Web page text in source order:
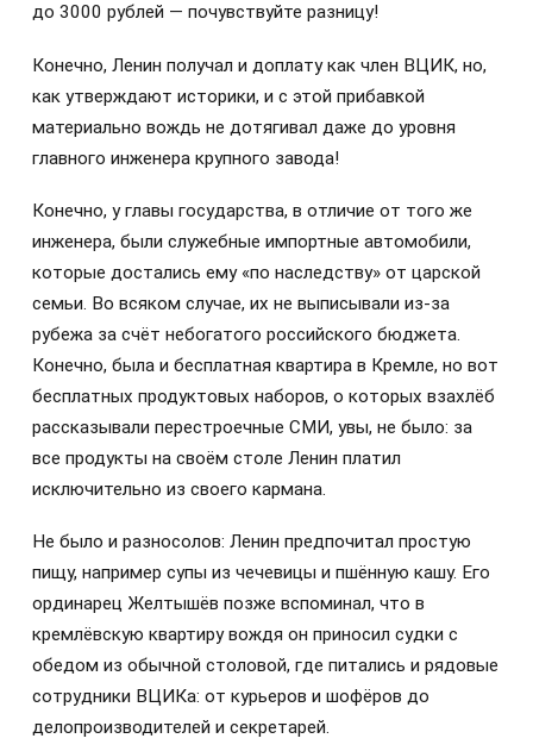
до 3000 рублей — почувствуйте разницу!
Конечно, Ленин получал и доплату как член ВЦИК, но,
как утверждают историки, и с этой прибавкой
материально вождь не дотягивал даже до уровня
главного инженера крупного завода!
Конечно, у главы государства, в отличие от того же
инженера, были служебные импортные автомобили,
которые достались ему «по наследству» от царской
семьи. Во всяком случае, их не выписывали из-за
рубежа за счёт небогатого российского бюджета.
Конечно, была и бесплатная квартира в Кремле, но вот
бесплатных продуктовых наборов, о которых взахлёб
рассказывали перестроечные СМИ, увы, не было: за
все продукты на своём столе Ленин платил
исключительно из своего кармана.
Не было и разносолов: Ленин предпочитал простую
пищу, например супы из чечевицы и пшённую кашу. Его
ординарец Желтышёв позже вспоминал, что в
кремлёвскую квартиру вождя он приносил судки с
обедом из обычной столовой, где питались и рядовые
сотрудники ВЦИКа: от курьеров и шофёров до
делопроизводителей и секретарей.